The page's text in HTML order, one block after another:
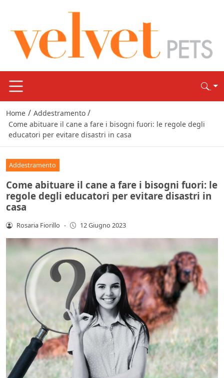
Home / Addestramento /
Come abituare il cane a fare i bisogni fuori: le regole degli
educatori per evitare disastri in casa
Addestramento
Come abituare il cane a fare i bisogni fuori: le
regole degli educatori per evitare disastri in
casa
Rosaria Fiorillo - 12 Giugno 2023